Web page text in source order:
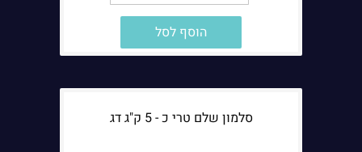
הוסף לסל
סלמון שלם טרי כ - 5 ק"ג דג